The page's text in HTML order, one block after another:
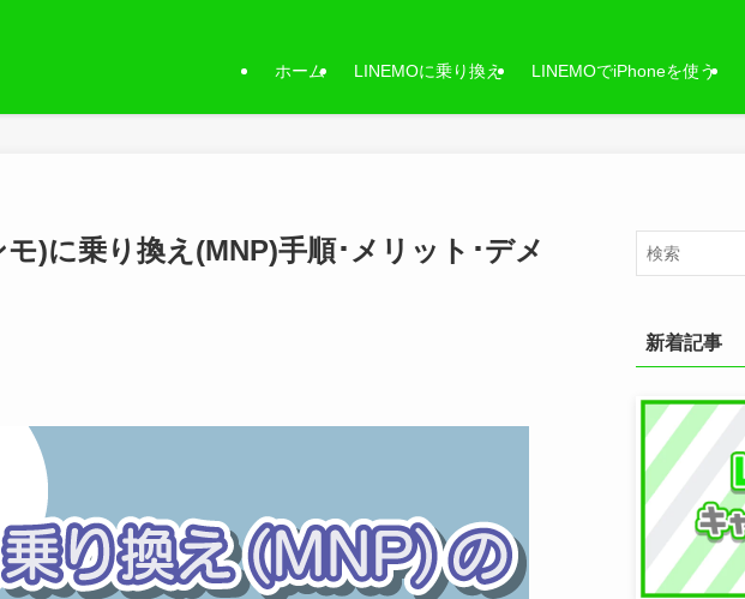
ホーム LINEMOに乗り換え LINEMOでiPhoneを使う
)に乗り換え(MNP)手順･メリット･デメ
新着記事